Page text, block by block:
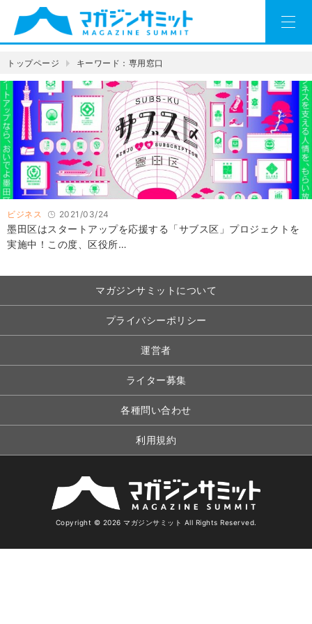
トップページ キーワード：専用窓口
ビジネス 2021/03/24
墨田区はスタートアップを応援する「サブス区」プロジェクトを
実施中！この度、区役所…
マガジンサミットについて
プライバシーポリシー
運営者
ライター募集
各種問い合わせ
利用規約
Copyright © 2026 マガジンサミット All Rights Reserved.